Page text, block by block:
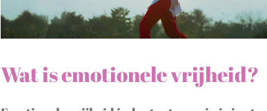
Wat is emotionele vrijheid?